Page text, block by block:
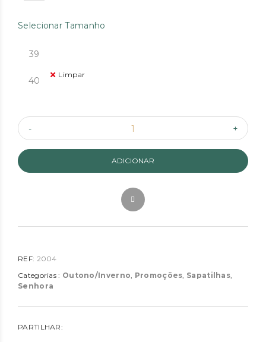
Selecionar Tamanho
39
40
Limpar
ADICIONAR
REF: 2004
Categorias : Outono/Inverno, Promoções, Sapatilhas,
Senhora
PARTILHAR: